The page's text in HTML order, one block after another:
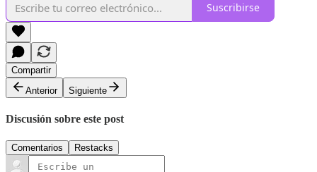
Suscribirse
Compartir
Anterior
Siguiente
Discusión sobre este post
Comentarios Restacks